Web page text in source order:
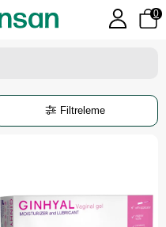
0
Filtreleme